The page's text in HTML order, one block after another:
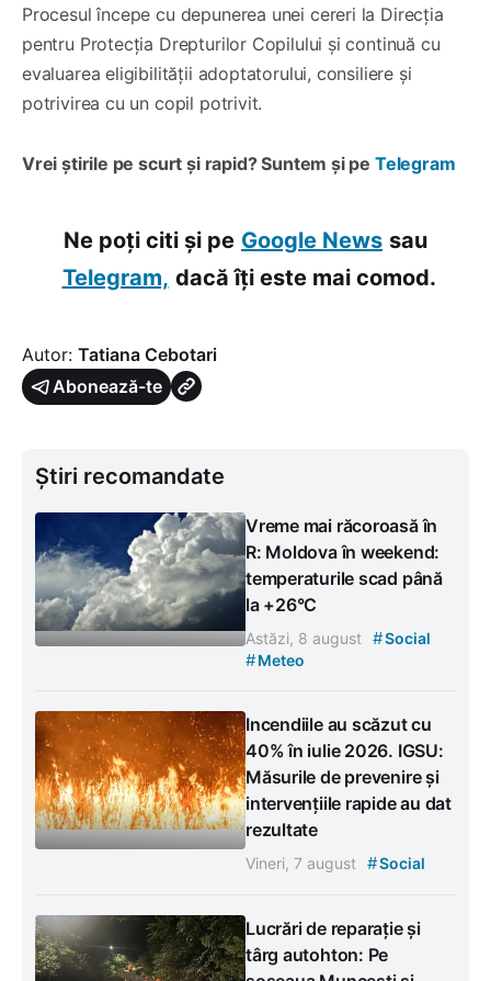
Procesul începe cu depunerea unei cereri la Direcția
pentru Protecția Drepturilor Copilului și continuă cu
evaluarea eligibilității adoptatorului, consiliere și
potrivirea cu un copil potrivit.
Vrei știrile pe scurt și rapid? Suntem și pe Telegram
Ne poți citi și pe Google News sau
Telegram, dacă îți este mai comod.
Autor: Tatiana Cebotari
Abonează-te
Știri recomandate
Vreme mai răcoroasă în
R: Moldova în weekend:
temperaturile scad până
la +26°C
Astăzi, 8 august #Social
#Meteo
Incendiile au scăzut cu
40% în iulie 2026. IGSU:
Măsurile de prevenire și
intervențiile rapide au dat
rezultate
Vineri, 7 august #Social
Lucrări de reparație și
târg autohton: Pe